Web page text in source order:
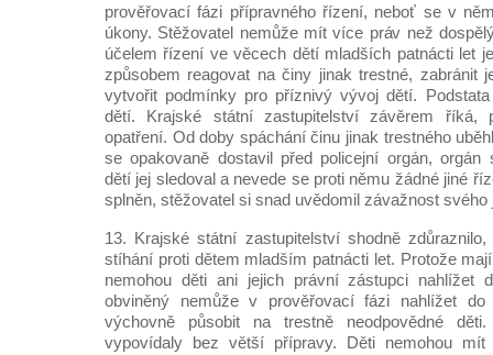
prověřovací fázi přípravného řízení, neboť se v
úkony. Stěžovatel nemůže mít více práv než
účelem řízení ve věcech dětí mladších patnácti let
způsobem reagovat na činy jinak trestné, zabránit
vytvořit podmínky pro příznivý vývoj dětí.
dětí. Krajské státní zastupitelství závěrem říká,
opatření. Od doby spáchání činu jinak trestného
se opakovaně dostavil před policejní orgán, orgán
dětí jej sledoval a nevede se proti němu žádné jiné
splněn, stěžovatel si snad uvědomil závažnost svého
13. Krajské státní zastupitelství shodně
stíhání proti dětem mladším patnácti let. Protože
nemohou děti ani jejich právní zástupci nahlížet
obviněný nemůže v prověřovací fázi nahlížet
výchovně působit na trestně neodpovědné
vypovídaly bez větší přípravy. Děti nemohou